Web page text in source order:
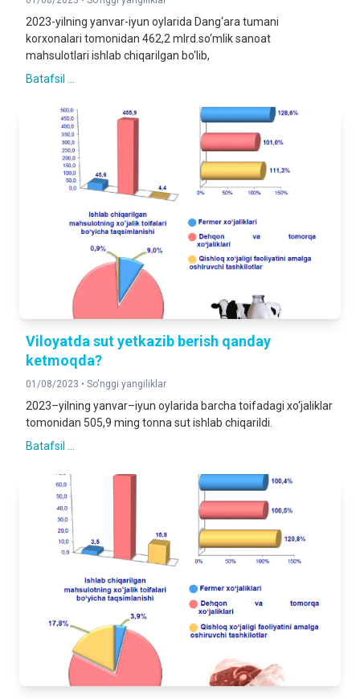
2023-yilning yanvar-iyun oylarida Dang‘ara tumani
korxonalari tomonidan 462,2 mlrd.so‘mlik sanoat
mahsulotlari ishlab chiqarilgan bo‘lib,
Batafsil ...
Viloyatda sut yetkazib berish qanday
ketmoqda?
01/08/2023 • So'nggi yangiliklar
2023–yilning yanvar–iyun oylarida barcha toifadagi xo‘jaliklar
tomonidan 505,9 ming tonna sut ishlab chiqarildi.
Batafsil ...